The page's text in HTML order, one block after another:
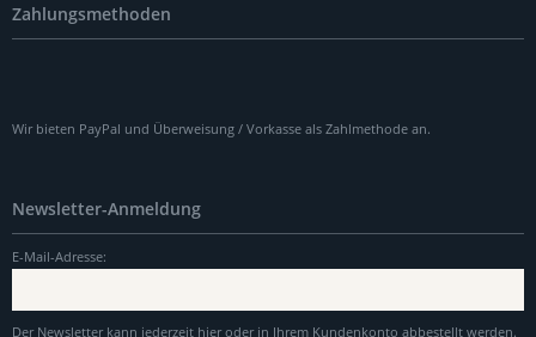
Zahlungsmethoden
Wir bieten PayPal und Überweisung / Vorkasse als Zahlmethode an.
Newsletter-Anmeldung
E-Mail-Adresse:
Der Newsletter kann jederzeit hier oder in Ihrem Kundenkonto abbestellt werden.